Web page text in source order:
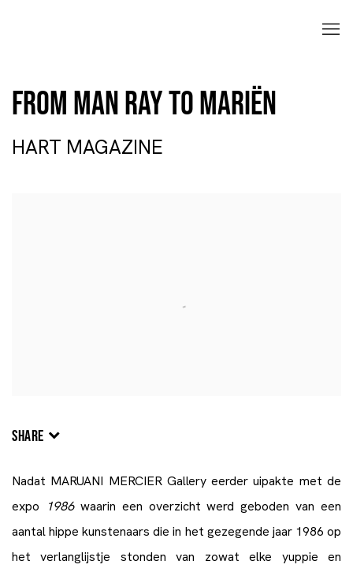
From Man Ray to Mariën
HART MAGAZINE
SHARE
Nadat MARUANI MERCIER Gallery eerder uipakte met de
expo
1986waarin een overzicht werd geboden van een
aantal hippe kunstenaars die in het gezegende jaar 1986 op
het verlanglijstje stonden van zowat elke yuppie en